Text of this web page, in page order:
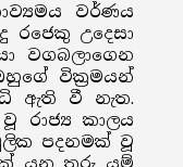
වර්ණය
රජෙකු උදෙසා
වගබලාගෙන
වික්‍රමයන්
ඇති වී නැත.
රාජ්‍ය කාලය
පදනමක් වූ